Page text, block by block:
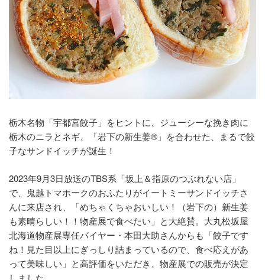
栃木名物「宇都宮餃子」をヒントに、ジューシーな挽き肉に
栃木のニラとネギ、「岩下の新生姜®」を合わせた、まるで餃
子なサンドイッチが誕生！
2023年9月3日放送のTBS系「坂上＆指原のつぶれない店」
で、鬼越トマホークのおふたりがイートミーサンドイッチさ
んに来店され、「めちゃくちゃおいしい！（岩下の）新生姜
も素晴らしい！！物産展で食べたい」と大絶賛。大丸松坂屋
北海道物産展専任バイヤー・本田大助さんからも「餃子です
ね！見た目以上にぎっしり詰まっているので、食べ応えがあ
って美味しい」と高評価をいただき、物産展での販売が決定
しました。